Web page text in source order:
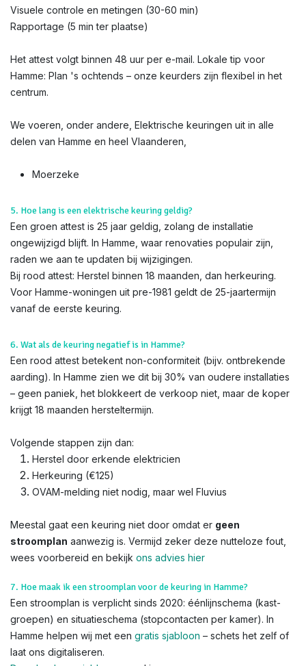
Visuele controle en metingen (30-60 min)
Rapportage (5 min ter plaatse)
Het attest volgt binnen 48 uur per e-mail. Lokale tip voor
Hamme: Plan 's ochtends – onze keurders zijn flexibel in het
centrum.
We voeren, onder andere, Elektrische keuringen uit in alle
delen van Hamme en heel Vlaanderen,
Moerzeke
5. Hoe lang is een elektrische keuring geldig?
Een groen attest is 25 jaar geldig, zolang de installatie
ongewijzigd blijft. In Hamme, waar renovaties populair zijn,
raden we aan te updaten bij wijzigingen.
Bij rood attest: Herstel binnen 18 maanden, dan herkeuring.
Voor Hamme-woningen uit pre-1981 geldt de 25-jaartermijn
vanaf de eerste keuring.
6. Wat als de keuring negatief is in Hamme?
Een rood attest betekent non-conformiteit (bijv. ontbrekende
aarding). In Hamme zien we dit bij 30% van oudere installaties
– geen paniek, het blokkeert de verkoop niet, maar de koper
krijgt 18 maanden hersteltermijn.
Volgende stappen zijn dan:
Herstel door erkende elektricien
Herkeuring (€125)
OVAM-melding niet nodig, maar wel Fluvius
Meestal gaat een keuring niet door omdat er geen
stroomplan aanwezig is. Vermijd zeker deze nutteloze fout,
wees voorbereid en bekijk ons advies hier
7. Hoe maak ik een stroomplan voor de keuring in Hamme?
Een stroomplan is verplicht sinds 2020: éénlijnschema (kast-
groepen) en situatieschema (stopcontacten per kamer). In
Hamme helpen wij met een gratis sjabloon – schets het zelf of
laat ons digitaliseren.